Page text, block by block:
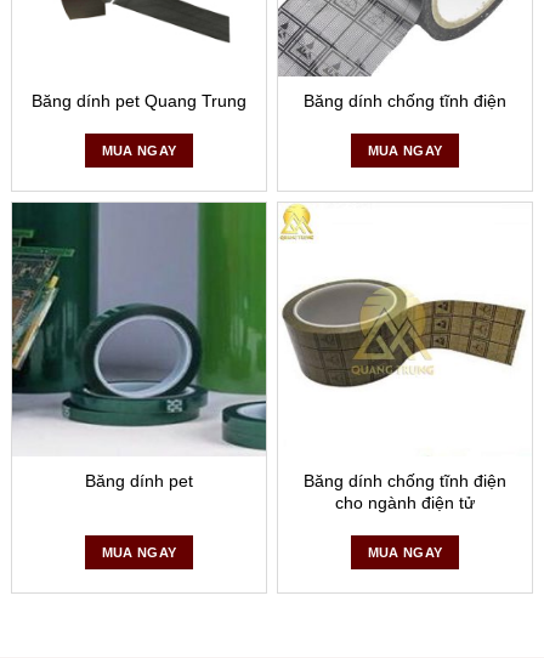
Băng dính pet Quang Trung
MUA NGAY
Băng dính chống tĩnh điện
MUA NGAY
Băng dính pet
MUA NGAY
Băng dính chống tĩnh điện
cho ngành điện tử
MUA NGAY